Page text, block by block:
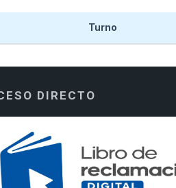
Turno
DIRECTO